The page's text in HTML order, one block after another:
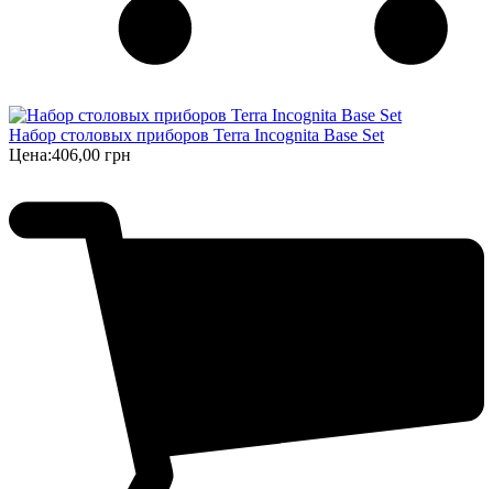
Набор столовых приборов Terra Incognita Base Set
Цена:406,00 грн